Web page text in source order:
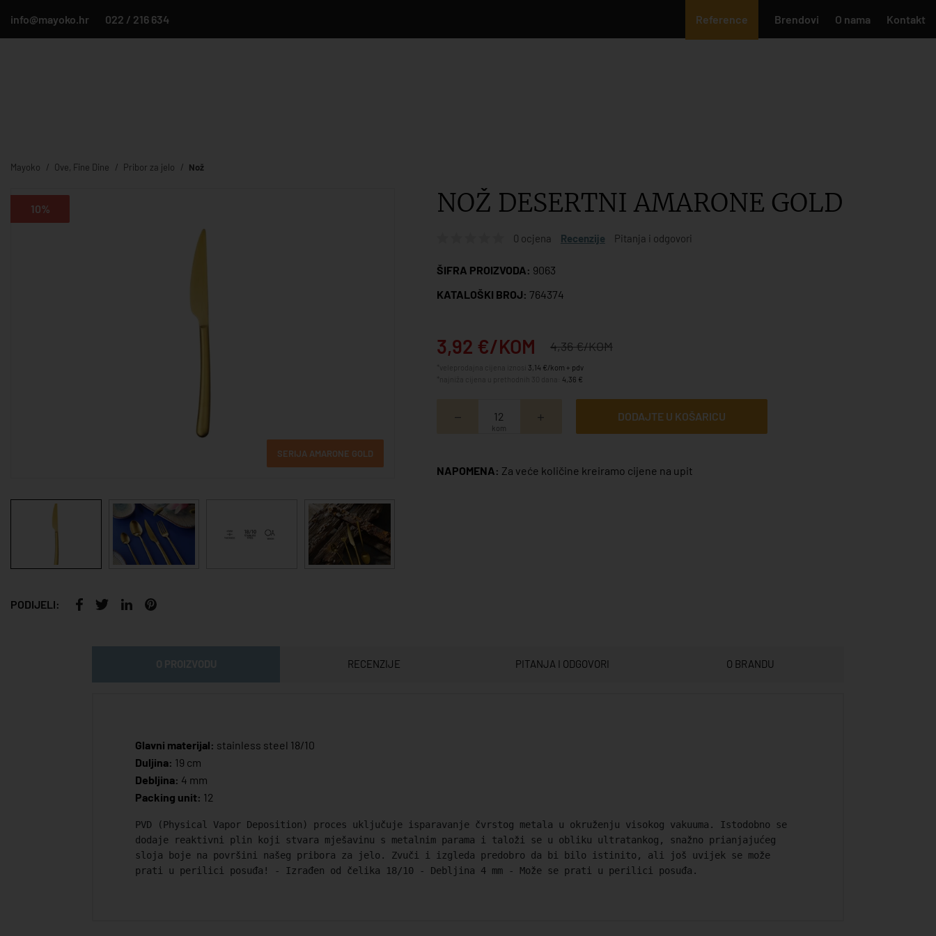
info@mayoko.hr 022 / 216 634 Reference Brendovi O nama Kontakt
Mayoko Ove, Fine Dine Pribor za jelo Nož
10%
SERIJA AMARONE GOLD
PODIJELI:
NOŽ DESERTNI AMARONE GOLD
0 ocjena Recenzije Pitanja i odgovori
ŠIFRA PROIZVODA: 9063
KATALOŠKI BROJ: 764374
3,92 €/KOM 4,36 €/KOM
3,14 €/kom + pdv
4,36 €
kom
DODAJTE U KOŠARICU
NAPOMENA: Za veće količine kreiramo cijene na upit
RECENZIJE PITANJA I ODGOVORI O BRANDU
Glavni materijal: stainless steel 18/10
Duljina: 19 cm
Debljina: 4 mm
Packing unit: 12
PVD (Physical Vapor Deposition) proces uključuje isparavanje čvrstog metala u okruženju visokog vakuuma. Istodobno se
dodaje reaktivni plin koji stvara mješavinu s metalnim parama i taloži se u obliku ultratankog, snažno prianjajućeg
sloja boje na površini našeg pribora za jelo. Zvuči i izgleda predobro da bi bilo istinito, ali još uvijek se može
prati u perilici posuđa! - Izrađen od čelika 18/10 - Debljina 4 mm - Može se prati u perilici posuđa.